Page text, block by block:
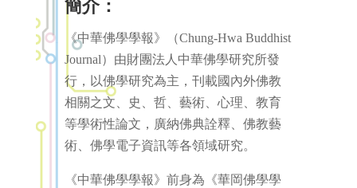
簡介：
《中華佛學學報》（Chung-Hwa Buddhist
Journal）由財團法人中華佛學研究所發
行，以佛學研究為主，刊載國內外佛教
相關之文、史、哲、藝術、心理、教育
等學術性論文，廣納佛典詮釋、佛教藝
術、佛學電子資訊等各領域研究。
《中華佛學學報》前身為《華岡佛學學